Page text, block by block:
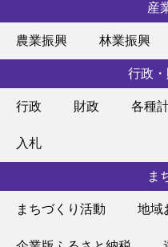
産
農業振興 林業振興
行政
行政 財政 各種
入札
ま
まちづくり活動 地域